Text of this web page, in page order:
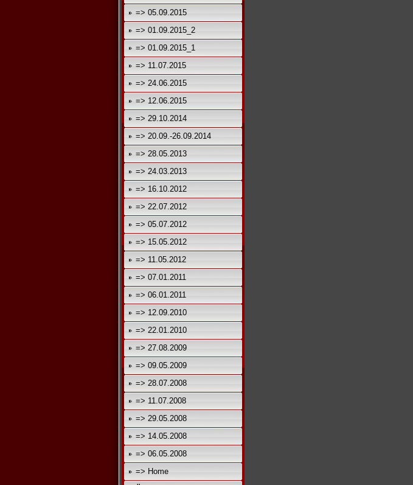
=> 05.09.2015
=> 01.09.2015_2
=> 01.09.2015_1
=> 11.07.2015
=> 24.06.2015
=> 12.06.2015
=> 29.10.2014
=> 20.09.-26.09.2014
=> 28.05.2013
=> 24.03.2013
=> 16.10.2012
=> 22.07.2012
=> 05.07.2012
=> 15.05.2012
=> 11.05.2012
=> 07.01.2011
=> 06.01.2011
=> 12.09.2010
=> 22.01.2010
=> 27.08.2009
=> 09.05.2009
=> 28.07.2008
=> 11.07.2008
=> 29.05.2008
=> 14.05.2008
=> 06.05.2008
=> Home